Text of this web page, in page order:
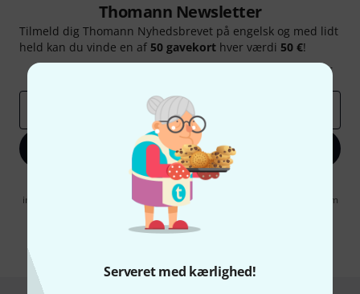
Serveret med kærlighed!
Thomann Newsletter
Tilmeld dig Thomann Nyhedsbrevet på engelsk og med lidt
held kan du vinde en af 50 gavekort hver værdi 50 €!
Thomann-indsigter
Tilmeld dig nu
Når jeg klikker på "Tilmeld dig nu", erklærer jeg mig samtidig
indforstået med at modtage e-mail-reklame. Dette tilsagn kan når som
helst trækkes tilbage. Find yderligere informationer i vores
informationer om databeskyttelse